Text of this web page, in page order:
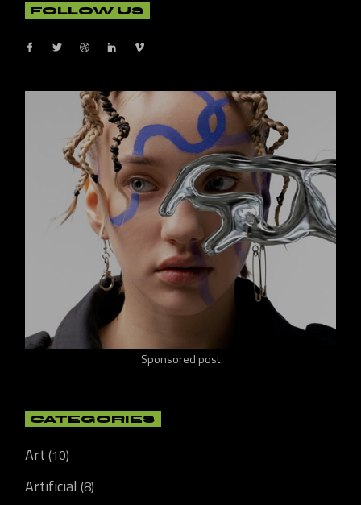
FOLLOW US
Sponsored post
CATEGORIES
Art (10)
Artificial (8)